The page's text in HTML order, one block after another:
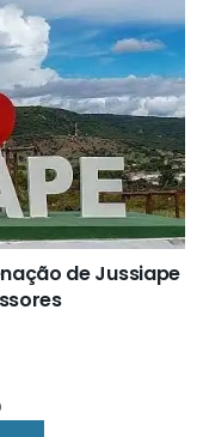
de Jussiape